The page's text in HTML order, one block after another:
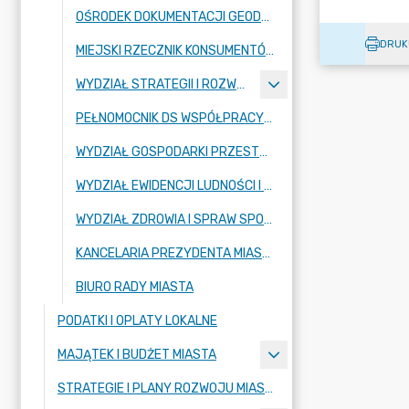
OŚRODEK DOKUMENTACJI GEODEZYJNO-KARTOGRAFICZNEJ
MIEJSKI RZECZNIK KONSUMENTÓW
WYDZIAŁ STRATEGII I ROZWOJU
PEŁNOMOCNIK DS WSPÓŁPRACY Z ORGANIZACJAMI POZARZĄDOWYMI
WYDZIAŁ GOSPODARKI PRZESTRZENNEJ
WYDZIAŁ EWIDENCJI LUDNOŚCI I DOWODÓW OSOBISTYCH
WYDZIAŁ ZDROWIA I SPRAW SPOŁECZNYCH
KANCELARIA PREZYDENTA MIASTA
BIURO RADY MIASTA
PODATKI I OPLATY LOKALNE
MAJĄTEK I BUDŻET MIASTA
STRATEGIE I PLANY ROZWOJU MIASTA